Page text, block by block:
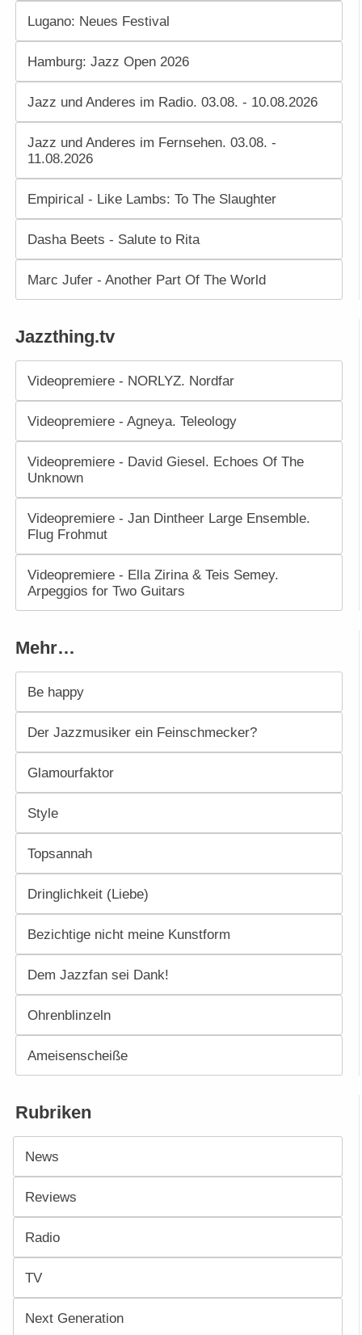
Lugano: Neues Festival
Hamburg: Jazz Open 2026
Jazz und Anderes im Radio. 03.08. - 10.08.2026
Jazz und Anderes im Fernsehen. 03.08. -
11.08.2026
Empirical - Like Lambs: To The Slaughter
Dasha Beets - Salute to Rita
Marc Jufer - Another Part Of The World
Jazzthing.tv
Videopremiere - NORLYZ. Nordfar
Videopremiere - Agneya. Teleology
Videopremiere - David Giesel. Echoes Of The
Unknown
Videopremiere - Jan Dintheer Large Ensemble.
Flug Frohmut
Videopremiere - Ella Zirina & Teis Semey.
Arpeggios for Two Guitars
Mehr…
Be happy
Der Jazzmusiker ein Feinschmecker?
Glamourfaktor
Style
Topsannah
Dringlichkeit (Liebe)
Bezichtige nicht meine Kunstform
Dem Jazzfan sei Dank!
Ohrenblinzeln
Ameisenscheiße
Rubriken
News
Reviews
Radio
TV
Next Generation